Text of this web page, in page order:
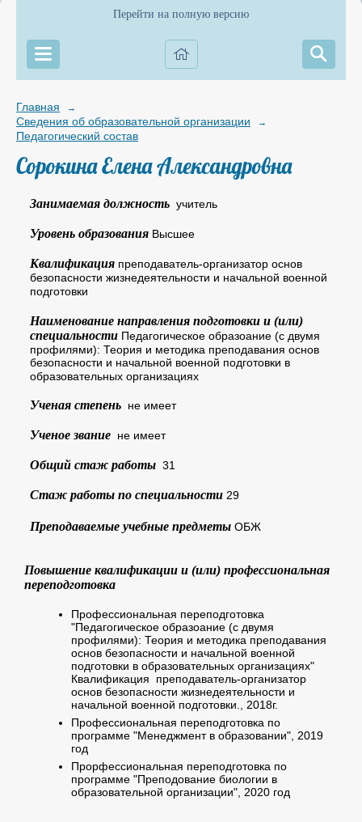
Перейти на полную версию
Главная →
Сведения об образовательной организации →
Педагогический состав
Сорокина Елена Александровна
Занимаемая должность учитель
Уровень образования Высшее
Квалификация преподаватель-организатор основ
безопасности жизнедеятельности и начальной военной
подготовки
Наименование направления подготовки и (или)
специальности Педагогическое образоание (с двумя
профилями): Теория и методика преподавания основ
безопасности и начальной военной подготовки в
образовательных организациях
Ученая степень не имеет
Ученое звание не имеет
Общий стаж работы 31
Стаж работы по специальности 29
Преподаваемые учебные предметы ОБЖ
Повышение квалификации и (или) профессиональная
переподготовка
Профессиональная переподготовка
"Педагогическое образоание (с двумя
профилями): Теория и методика преподавания
основ безопасности и начальной военной
подготовки в образовательных организациях"
Квалификация преподаватель-организатор
основ безопасности жизнедеятельности и
начальной военной подготовки., 2018г.
Профессиональная переподготовка по
программе "Менеджмент в образовании", 2019
год
Прорфессиональная переподготовка по
программе "Преподование биологии в
образовательной организации", 2020 год